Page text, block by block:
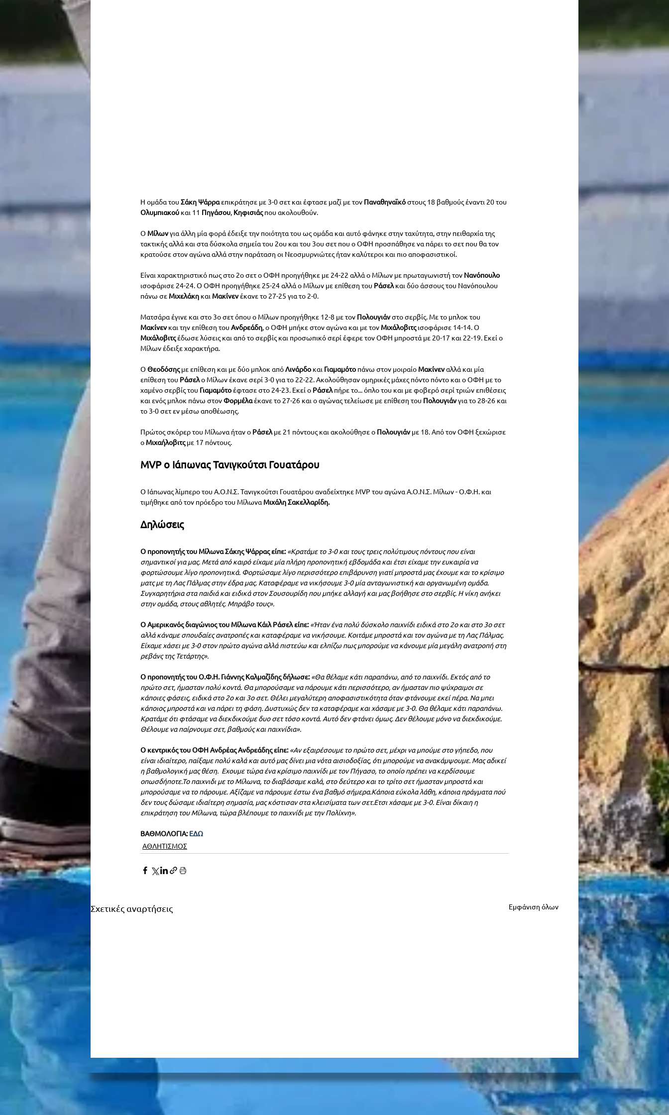
Η ομάδα του Σάκη Ψάρρα επικράτησε με 3-0 σετ και έφτασε μαζί με τον Παναθηναϊκό στους 18 βαθμούς έναντι 20 του
Ολυμπιακού και 11 Πηγάσου, Κηφισιάς που ακολουθούν.
Ο Μίλων για άλλη μία φορά έδειξε την ποιότητα του ως ομάδα και αυτό φάνηκε στην ταχύτητα, στην πειθαρχία της
τακτικής αλλά και στα δύσκολα σημεία του 2ου και του 3ου σετ που ο ΟΦΗ προσπάθησε να πάρει το σετ που θα τον
κρατούσε στον αγώνα αλλά στην παράταση οι Νεοσμυρνιώτες ήταν καλύτεροι και πιο αποφασιστικοί.
Είναι χαρακτηριστικό πως στο 2ο σετ ο ΟΦΗ προηγήθηκε με 24-22 αλλά ο Μίλων με πρωταγωνιστή τον Νανόπουλο
ισοφάρισε 24-24. Ο ΟΦΗ προηγήθηκε 25-24 αλλά ο Μίλων με επίθεση του Ράσελ και δύο άσσους του Νανόπουλου
πάνω σε Μιχελάκη και Μακίνεν έκανε το 27-25 για το 2-0.
Ματσάρα έγινε και στο 3ο σετ όπου ο Μίλων προηγήθηκε 12-8 με τον Πολουγιάν στο σερβίς. Με το μπλοκ του
Μακίνεν και την επίθεση του Ανδρεάδη,ο ΟΦΗ μπήκε στον αγώνα και με τον Μιχάλοβιτς ισοφάρισε 14-14. Ο
Μιχάλοβιτς έδωσε λύσεις και από το σερβίς και προσωπικό σερί έφερε τον ΟΦΗ μπροστά με 20-17 και 22-19. Εκεί ο
Μίλων έδειξε χαρακτήρα.
Ο Θεοδόσης με επίθεση και με δύο μπλοκ από Λινάρδο και Γιαμαμότο πάνω στον μοιραίο Μακίνεν αλλά και μία
επίθεση του Ράσελ ο Μίλων έκανε σερί 3-0 για το 22-22. Ακολούθησαν ομηρικές μάχες πόντο πόντο και ο ΟΦΗ με το
χαμένο σερβίς του Γιαμαμότο έφτασε στο 24-23. Εκεί ο Ράσελ πήρε το... όπλο του και με φοβερό σερί τριών επιθέσεις
και ενός μπλοκ πάνω στον Φορμέλα έκανε το 27-26 και ο αγώνας τελείωσε με επίθεση του Πολουγιάν για το 28-26 και
το 3-0 σετ εν μέσω αποθέωσης.
Πρώτος σκόρερ του Μίλωνα ήταν ο Ράσελ με 21 πόντους και ακολούθησε ο Πολουγιάν με 18. Από τον ΟΦΗ ξεχώρισε
ο Μιχαήλοβιτς με 17 πόντους.
MVP ο Ιάπωνας Τανιγκούτσι Γουατάρου
Ο Ιάπωνας λίμπερο του Α.Ο.Ν.Σ. Τανιγκούτσι Γουατάρου αναδείχτηκε MVP του αγώνα Α.Ο.Ν.Σ. Μίλων - Ο.Φ.Η. και
τιμήθηκε από τον πρόεδρο του Μίλωνα Μιχάλη Σακελλαρίδη.
Δηλώσεις
Ο προπονητής του Μίλωνα Σάκης Ψάρρας είπε: «Κρατάμε το 3-0 και τους τρεις πολύτιμους πόντους που είναι
σημαντικοί για μας. Μετά από καιρό είχαμε μία πλήρη προπονητική εβδομάδα και έτσι είχαμε την ευκαιρία να
φορτώσουμε λίγο προπονητικά. Φορτώσαμε λίγο περισσότερο επιβάρυνση γιατί μπροστά μας έχουμε και το κρίσιμο
ματς με τη Λας Πάλμας στην έδρα μας. Καταφέραμε να νικήσουμε 3-0 μία ανταγωνιστική και οργανωμένη ομάδα.
Συγχαρητήρια στα παιδιά και ειδικά στον Σουσουρίδη που μπήκε αλλαγή και μας βοήθησε στο σερβίς. Η νίκη ανήκει
στην ομάδα, στους αθλητές. Μπράβο τους».
Ο Αμερικανός διαγώνιος του Μίλωνα Κάιλ Ράσελ είπε: «Ήταν ένα πολύ δύσκολο παιχνίδι ειδικά στο 2ο και στο 3ο σετ
αλλά κάναμε σπουδαίες ανατροπές και καταφέραμε να νικήσουμε. Κοιτάμε μπροστά και τον αγώνα με τη Λας Πάλμας.
Είχαμε χάσει με 3-0 στον πρώτο αγώνα αλλά πιστεύω και ελπίζω πως μπορούμε να κάνουμε μία μεγάλη ανατροπή στη
ρεβάνς της Τετάρτης».
Ο προπονητής του Ο.Φ.Η. Γιάννης Καλμαζίδης δήλωσε: «Θα θέλαμε κάτι παραπάνω, από το παιχνίδι. Εκτός από το
πρώτο σετ, ήμασταν πολύ κοντά. Θα μπορούσαμε να πάρουμε κάτι περισσότερο, αν ήμασταν πιο ψύχραιμοι σε
κάποιες φάσεις, ειδικά στο 2ο και 3ο σετ. Θέλει μεγαλύτερη αποφασιστικότητα όταν φτάνουμε εκεί πέρα. Να μπει
κάποιος μπροστά και να πάρει τη φάση. Δυστυχώς δεν τα καταφέραμε και χάσαμε με 3-0. Θα θέλαμε κάτι παραπάνω.
Κρατάμε ότι φτάσαμε να διεκδικούμε δυο σετ τόσο κοντά. Αυτό δεν φτάνει όμως. Δεν θέλουμε μόνο να διεκδικούμε.
Θέλουμε να παίρνουμε σετ, βαθμούς και παιχνίδια».
Ο κεντρικός του ΟΦΗ Ανδρέας Ανδρεάδης είπε: «Αν εξαιρέσουμε το πρώτο σετ, μέχρι να μπούμε στο γήπεδο, που
είναι ιδιαίτερο, παίξαμε πολύ καλά και αυτό μας δίνει μια νότα αισιοδοξίας, ότι μπορούμε να ανακάμψουμε. Μας αδικεί
η βαθμολογική μας θέση.  Εχουμε τώρα ένα κρίσιμο παιχνίδι με τον Πήγασο, το οποίο πρέπει να κερδίσουμε
οπωσδήποτε.Το παιχνιδι με το Μίλωνα, το διαβάσαμε καλά, στο δεύτερο και το τρίτο σετ ήμασταν μπροστά και
μπορούσαμε να το πάρουμε. Αξίζαμε να πάρουμε έστω ένα βαθμό σήμερα.Κάποια εύκολα λάθη, κάποια πράγματα πού
δεν τους δώσαμε ιδιαίτερη σημασία, μας κόστισαν στα κλεισίματα των σετ.Ετσι χάσαμε με 3-0. Είναι δίκαιη η
επικράτηση του Μίλωνα, τώρα βλέπουμε το παιχνίδι με την Πολίχνη».
ΒΑΘΜΟΛΟΓΙΑ: ΕΔΩ
ΑΘΛΗΤΙΣΜΟΣ
Σχετικές αναρτήσεις Εμφάνιση όλων